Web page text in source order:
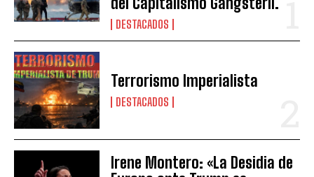
DESTACADOS
Terrorismo Imperialista
DESTACADOS
Irene Montero: «La Desidia de